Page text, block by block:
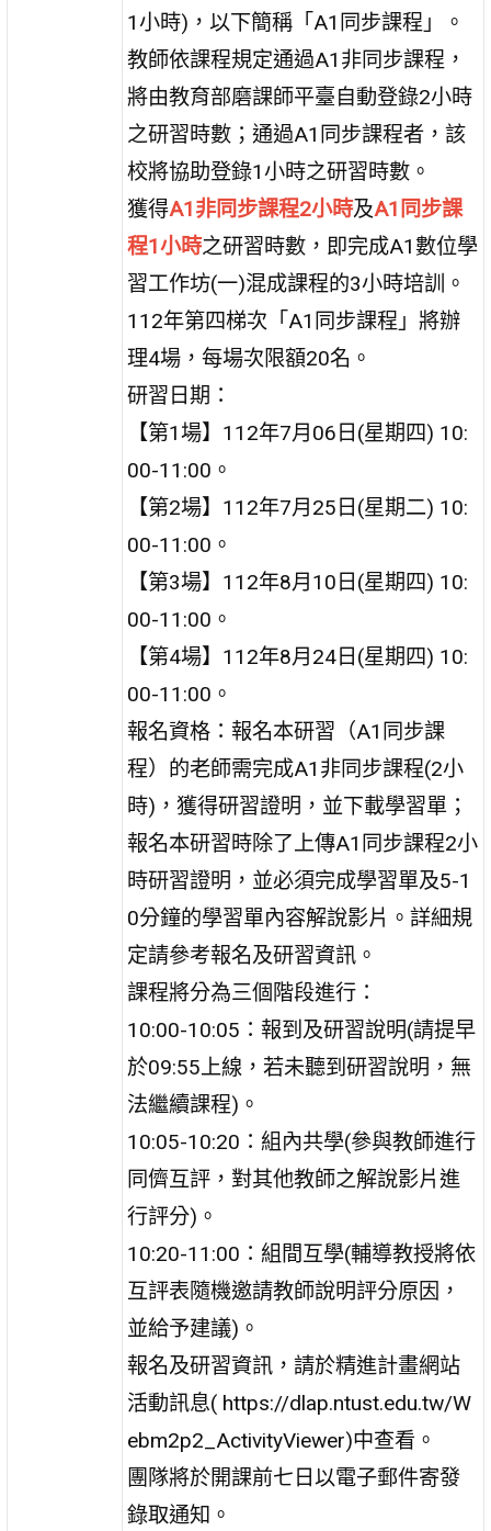
1小時)，以下簡稱「A1同步課程」。
教師依課程規定通過A1非同步課程，
將由教育部磨課師平臺自動登錄2小時
之研習時數；通過A1同步課程者，該
校將協助登錄1小時之研習時數。
獲得A1非同步課程2小時及A1同步課
程1小時之研習時數，即完成A1數位學
習工作坊(一)混成課程的3小時培訓。
112年第四梯次「A1同步課程」將辦
理4場，每場次限額20名。
研習日期：
【第1場】112年7月06日(星期四) 10:
00-11:00。
【第2場】112年7月25日(星期二) 10:
00-11:00。
【第3場】112年8月10日(星期四) 10:
00-11:00。
【第4場】112年8月24日(星期四) 10:
00-11:00。
報名資格：報名本研習（A1同步課
程）的老師需完成A1非同步課程(2小
時)，獲得研習證明，並下載學習單；
報名本研習時除了上傳A1同步課程2小
時研習證明，並必須完成學習單及5-1
0分鐘的學習單內容解說影片。詳細規
定請參考報名及研習資訊。
課程將分為三個階段進行：
10:00-10:05：報到及研習說明(請提早
於09:55上線，若未聽到研習說明，無
法繼續課程)。
10:05-10:20：組內共學(參與教師進行
同儕互評，對其他教師之解說影片進
行評分)。
10:20-11:00：組間互學(輔導教授將依
互評表隨機邀請教師說明評分原因，
並給予建議)。
報名及研習資訊，請於精進計畫網站
活動訊息( https://dlap.ntust.edu.tw/W
ebm2p2_ActivityViewer)中查看。
團隊將於開課前七日以電子郵件寄發
錄取通知。